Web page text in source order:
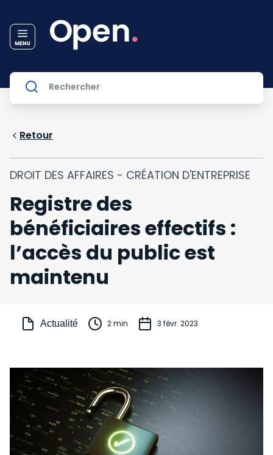
Retour
DROIT DES AFFAIRES - CRÉATION D'ENTREPRISE
Registre des
bénéficiaires effectifs :
l’accès du public est
maintenu
Actualité 2 min 3 févr. 2023